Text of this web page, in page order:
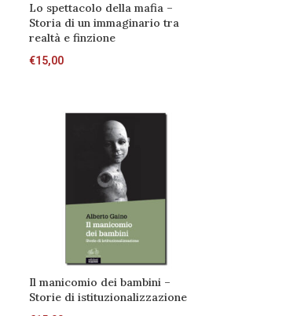
Lo spettacolo della mafia –
Storia di un immaginario tra
realtà e finzione
€15,00
Il manicomio dei bambini –
Storie di istituzionalizzazione